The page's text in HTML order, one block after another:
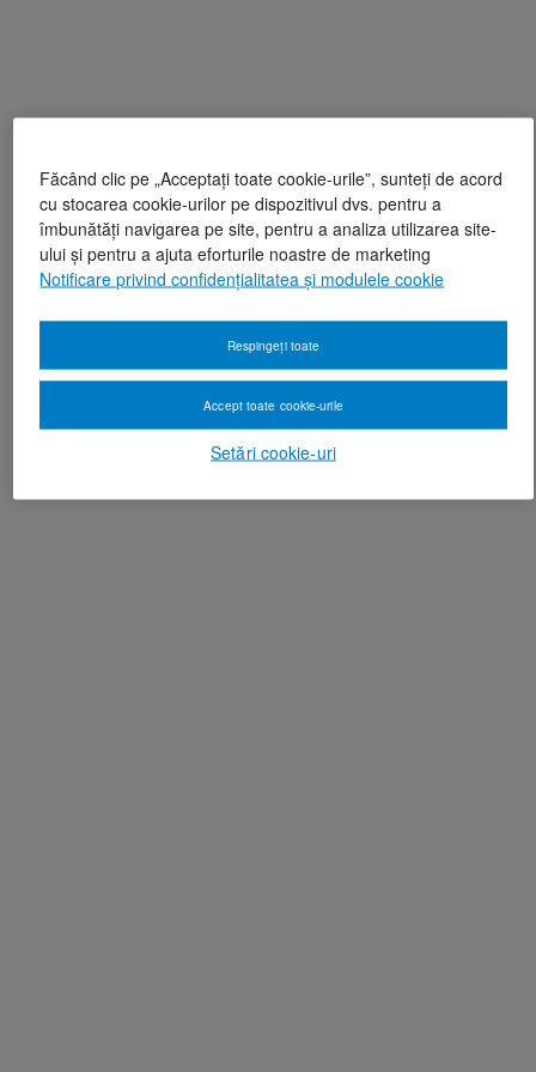
Făcând clic pe „Acceptați toate cookie-urile”, sunteți de acord
cu stocarea cookie-urilor pe dispozitivul dvs. pentru a
îmbunătăți navigarea pe site, pentru a analiza utilizarea site-
ului și pentru a ajuta eforturile noastre de marketing
Notificare privind confidențialitatea și modulele cookie
Setări cookie-uri
Respingeți toate
Accept toate cookie-urile